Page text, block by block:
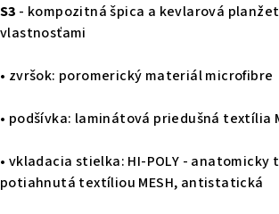
S3 - kompozitná špica a kevlarová
vlastnosťami
• zvršok: poromerický materiál microfibre
• podšívka: laminátová priedušná textília
• vkladacia stielka: HI-POLY -
potiahnutá textíliou MESH, antistatická